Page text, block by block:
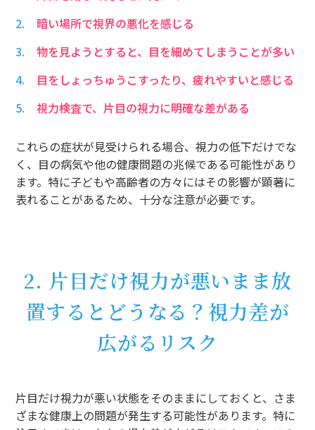
暗い場所で視界の悪化を感じる
物を見ようとすると、目を細めてしまうことが多い
目をしょっちゅうこすったり、疲れやすいと感じる
視力検査で、片目の視力に明確な差がある
これらの症状が見受けられる場合、視力の低下だけでな
く、目の病気や他の健康問題の兆候である可能性があり
ます。特に子どもや高齢者の方々にはその影響が顕著に
表れることがあるため、十分な注意が必要です。
2. 片目だけ視力が悪いまま放
置するとどうなる？視力差が
広がるリスク
片目だけ視力が悪い状態をそのままにしておくと、さま
ざまな健康上の問題が発生する可能性があります。特に